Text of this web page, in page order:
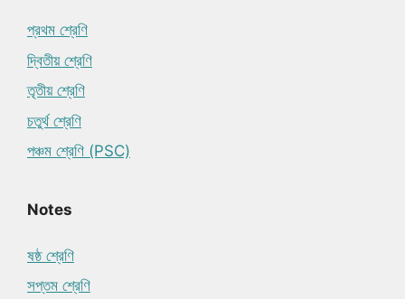
প্রথম শ্রেণি
দ্বিতীয় শ্রেণি
তৃতীয় শ্রেণি
চতুর্থ শ্রেণি
পঞ্চম শ্রেণি (PSC)
Notes
ষষ্ঠ শ্রেণি
সপ্তম শ্রেণি